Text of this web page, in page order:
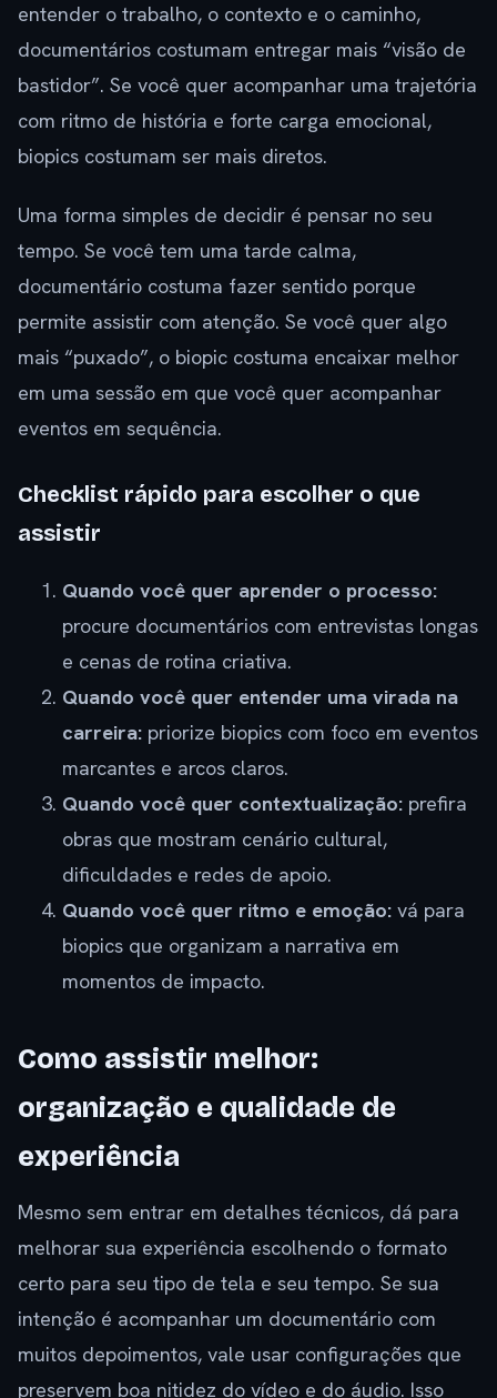
entender o trabalho, o contexto e o caminho,
documentários costumam entregar mais “visão de
bastidor”. Se você quer acompanhar uma trajetória
com ritmo de história e forte carga emocional,
biopics costumam ser mais diretos.
Uma forma simples de decidir é pensar no seu
tempo. Se você tem uma tarde calma,
documentário costuma fazer sentido porque
permite assistir com atenção. Se você quer algo
mais “puxado”, o biopic costuma encaixar melhor
em uma sessão em que você quer acompanhar
eventos em sequência.
Checklist rápido para escolher o que
assistir
Quando você quer aprender o processo:
procure documentários com entrevistas longas
e cenas de rotina criativa.
Quando você quer entender uma virada na
carreira: priorize biopics com foco em eventos
marcantes e arcos claros.
Quando você quer contextualização: prefira
obras que mostram cenário cultural,
dificuldades e redes de apoio.
Quando você quer ritmo e emoção: vá para
biopics que organizam a narrativa em
momentos de impacto.
Como assistir melhor:
organização e qualidade de
experiência
Mesmo sem entrar em detalhes técnicos, dá para
melhorar sua experiência escolhendo o formato
certo para seu tipo de tela e seu tempo. Se sua
intenção é acompanhar um documentário com
muitos depoimentos, vale usar configurações que
preservem boa nitidez do vídeo e do áudio. Isso